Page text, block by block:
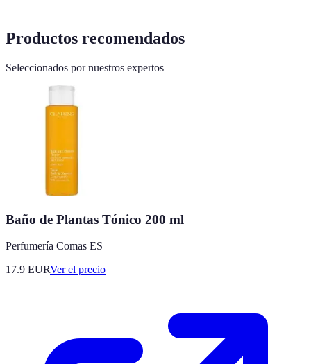
Productos recomendados
Seleccionados por nuestros expertos
Baño de Plantas Tónico 200 ml
Perfumería Comas ES
17.9 EURVer el precio